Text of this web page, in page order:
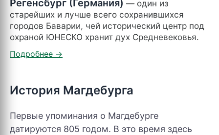
Регенсбург (Германия) — один из
старейших и лучше всего сохранившихся
городов Баварии, чей исторический центр под
охраной ЮНЕСКО хранит дух Средневековья.
История Магдебурга
Первые упоминания о Магдебурге
датируются 805 годом. В это время здесь